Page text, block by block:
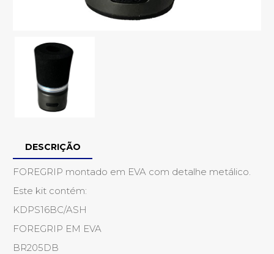
DESCRIÇÃO
FOREGRIP montado em EVA com detalhe metálico.
Este kit contém:
KDPS16BC/ASH
FOREGRIP EM EVA
BR205DB